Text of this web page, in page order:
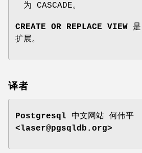
为 CASCADE。
CREATE OR REPLACE VIEW
扩展。
译者
Postgresql 中文网站 何伟平
<laser@pgsqldb.org>